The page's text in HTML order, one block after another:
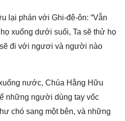
lại phán với Ghi-đê-ôn: “Vẫn
xuống dưới suối, Ta sẽ thử họ
đi với ngươi và người nào
nước, Chúa Hằng Hữu
những người dùng tay vốc
chó sang một bên, và những